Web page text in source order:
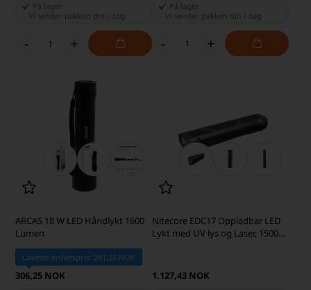
På lager
-Vi sender pakken din i dag
- +
På lager
Vi sender pakken din i dag
- +
ARCAS 18 W LED Håndlykt 1600
Lumen
Laveste enhetspris: 291,25 NOK
306,25 NOK
Nitecore EDC17 Oppladbar LED
Lykt med UV lys og Laser, 1500
1.127,43 NOK